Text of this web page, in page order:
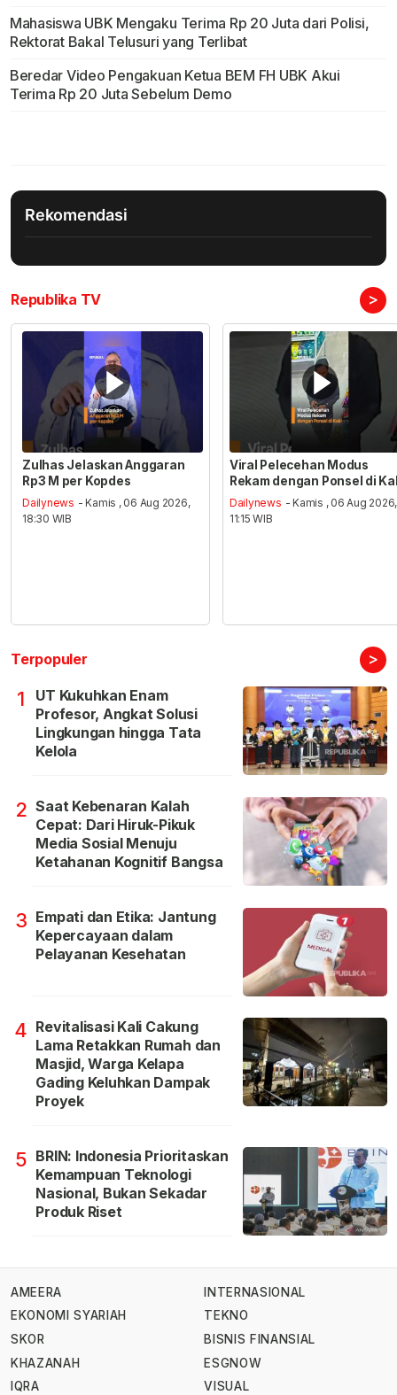
Mahasiswa UBK Mengaku Terima Rp 20 Juta dari Polisi,
Rektorat Bakal Telusuri yang Terlibat
Beredar Video Pengakuan Ketua BEM FH UBK Akui
Terima Rp 20 Juta Sebelum Demo
Rekomendasi
Republika TV >
Zulhas Jelaskan Anggaran
Rp3 M per Kopdes
Dailynews - Kamis , 06 Aug 2026,
18:30 WIB
Viral Pelecehan Modus
Rekam dengan Ponsel di
Dailynews - Kamis , 06 Aug 2026,
11:15 WIB
Terpopuler >
1
UT Kukuhkan Enam
Profesor, Angkat Solusi
Lingkungan hingga Tata
Kelola
2 Saat Kebenaran Kalah
Cepat: Dari Hiruk-Pikuk
Media Sosial Menuju
Ketahanan Kognitif Bangsa
3 Empati dan Etika: Jantung
Kepercayaan dalam
Pelayanan Kesehatan
4 Revitalisasi Kali Cakung
Lama Retakkan Rumah dan
Masjid, Warga Kelapa
Gading Keluhkan Dampak
Proyek
5 BRIN: Indonesia Prioritaskan
Kemampuan Teknologi
Nasional, Bukan Sekadar
Produk Riset
AMEERA
EKONOMI SYARIAH
SKOR
KHAZANAH
IQRA
INTERNASIONAL
TEKNO
BISNIS FINANSIAL
ESGNOW
VISUAL